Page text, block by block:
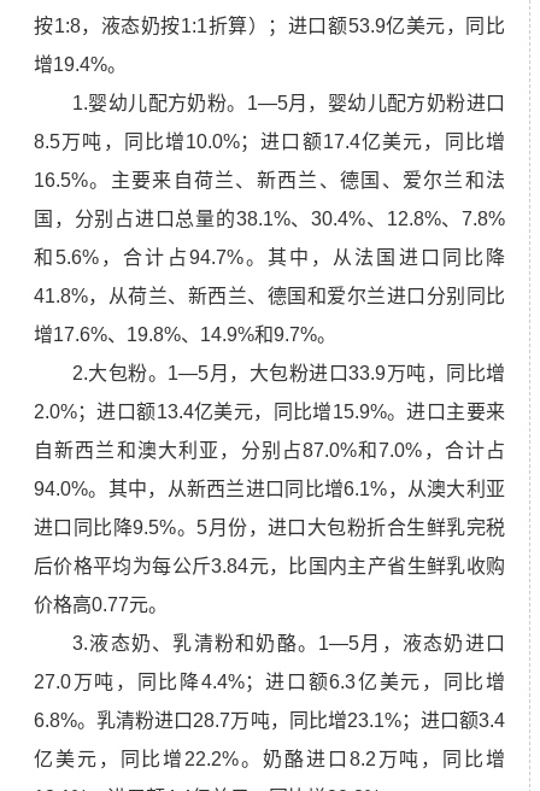
按1:8，液态奶按1:1折算）；进口额53.9亿美元，同比
增19.4%。
1.婴幼儿配方奶粉。1—5月，婴幼儿配方奶粉进口
8.5万吨，同比增10.0%；进口额17.4亿美元，同比增
16.5%。主要来自荷兰、新西兰、德国、爱尔兰和法
国，分别占进口总量的38.1%、30.4%、12.8%、7.8%
和5.6%，合计占94.7%。其中，从法国进口同比降
41.8%，从荷兰、新西兰、德国和爱尔兰进口分别同比
增17.6%、19.8%、14.9%和9.7%。
2.大包粉。1—5月，大包粉进口33.9万吨，同比增
2.0%；进口额13.4亿美元，同比增15.9%。进口主要来
自新西兰和澳大利亚，分别占87.0%和7.0%，合计占
94.0%。其中，从新西兰进口同比增6.1%，从澳大利亚
进口同比降9.5%。5月份，进口大包粉折合生鲜乳完税
后价格平均为每公斤3.84元，比国内主产省生鲜乳收购
价格高0.77元。
3.液态奶、乳清粉和奶酪。1—5月，液态奶进口
27.0万吨，同比降4.4%；进口额6.3亿美元，同比增
6.8%。乳清粉进口28.7万吨，同比增23.1%；进口额3.4
亿美元，同比增22.2%。奶酪进口8.2万吨，同比增